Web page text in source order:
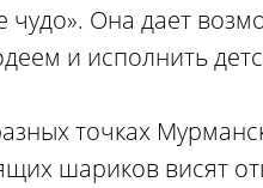
чудо». Она дает
и исполнить
точках
шариков висят